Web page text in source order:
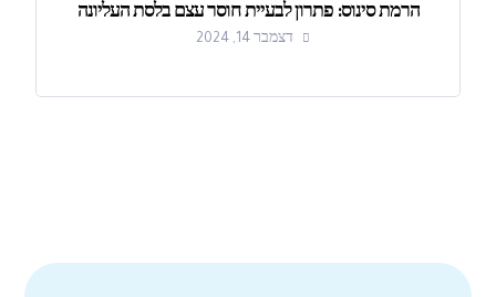
הרמת סינוס: פתרון לבעיית חוסר עצם בלסת העליונה
דצמבר 14, 2024